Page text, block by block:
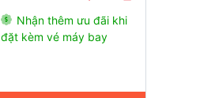
Nhận thêm ưu đãi khi
đặt kèm vé máy bay